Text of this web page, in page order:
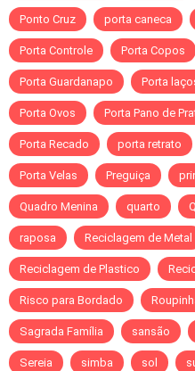
Ponto Cruz porta caneca
Porta Controle Porta Copos
Porta Guardanapo Porta
Porta Ovos Porta Pano de
Porta Recado porta retrato
Porta Velas Preguiça
Quadro Menina quarto
raposa Reciclagem de Metal
Reciclagem de Plastico
Risco para Bordado
Sagrada Família sansão
Sereia simba sol